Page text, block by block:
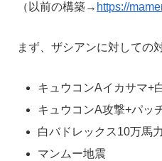
（以前の構築→ https://
まず、ザシアンに対しての
キュウコンAイカサマ+
キュウコンA攻撃+パッ
白バドレックス10万馬
マンムー地震